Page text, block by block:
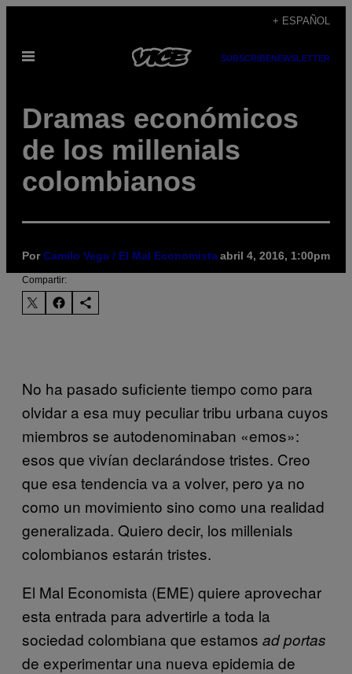
contenido
+ ESPAÑOL
Abrir
SUBSCRIBENEWSLETTER
Dramas económicos
de los millenials
colombianos
PorCamilo Vega / El Mal Economistaabril 4, 2016, 1:00pm
Compartir:
No ha pasado suficiente tiempo como para
olvidar a esa muy peculiar tribu urbana cuyos
miembros se autodenominaban «emos»:
esos que vivían declarándose tristes. Creo
que esa tendencia va a volver, pero ya no
como un movimiento sino como una realidad
generalizada. Quiero decir, los millenials
colombianos estarán tristes.
El Mal Economista (EME) quiere aprovechar
esta entrada para advertirle a toda la
sociedad colombiana que estamos ad portas
de experimentar una nueva epidemia de